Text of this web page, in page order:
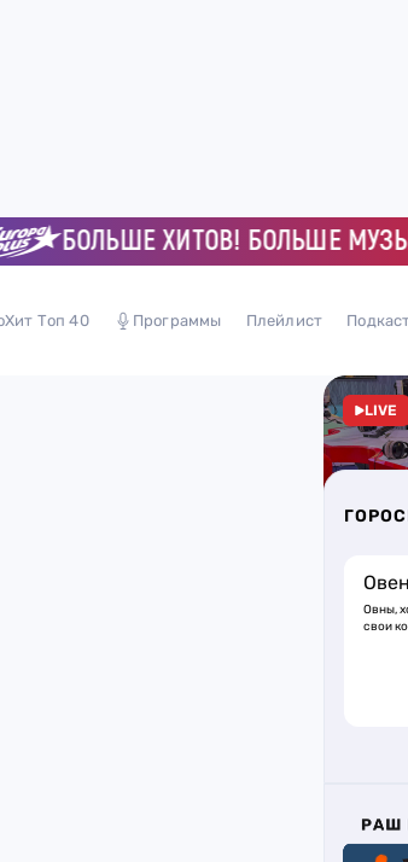
БОЛЬШЕ ХИТОВ! БОЛЬШЕ МУЗЫКИ!
Топ 40 Программы Плейлист
LIVE
Овен
Овны,
свои